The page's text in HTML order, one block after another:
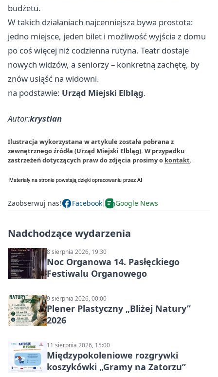
budżetu.
W takich działaniach najcenniejsza bywa prostota:
jedno miejsce, jeden bilet i możliwość wyjścia z domu
po coś więcej niż codzienna rutyna. Teatr dostaje
nowych widzów, a seniorzy – konkretną zachętę, by
znów usiąść na widowni.
na podstawie: Urząd Miejski Elbląg.
Autor:krystian
Ilustracja wykorzystana w artykule została pobrana z
zewnętrznego źródła (Urząd Miejski Elbląg). W przypadku
zastrzeżeń dotyczących praw do zdjęcia prosimy o kontakt.
Zaobserwuj nas! Facebook Google News
Nadchodzące wydarzenia
8 sierpnia 2026, 19:30
Noc Organowa 14. Pasłęckiego
Festiwalu Organowego
9 sierpnia 2026, 00:00
Plener Plastyczny „Bliżej Natury”
2026
11 sierpnia 2026, 15:00
Międzypokoleniowe rozgrywki
koszykówki „Gramy na Zatorzu”